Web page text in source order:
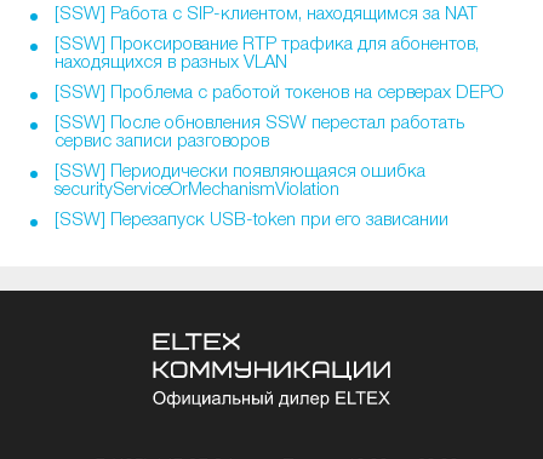
[SSW] Работа с SIP-клиентом, находящимся за NAT
[SSW] Проксирование RTP трафика для абонентов,
находящихся в разных VLAN
[SSW] Проблема с работой токенов на серверах DEPO
[SSW] После обновления SSW перестал работать
сервис записи разговоров
[SSW] Периодически появляющаяся ошибка
securityServiceOrMechanismViolation
[SSW] Перезапуск USB-token при его зависании